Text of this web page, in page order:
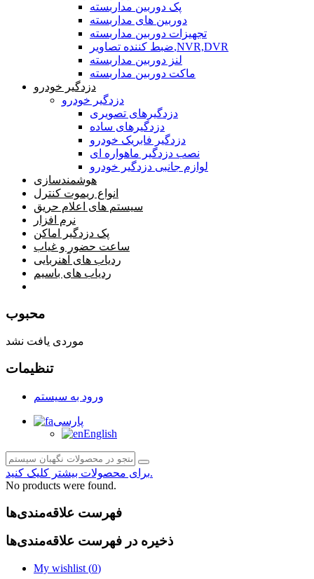
پک دوربین مداربسته
دوربین های مداربسته
تجهیزات دوربین مداربسته
ضبط کننده تصاویر,NVR,DVR
لنز دوربین مداربسته
ماکت دوربین مداربسته
دزدگیر خودرو
دزدگیر خودرو
دزدگیرهای تصویری
دزدگیرهای ساده
دزدگیر فابریک خودرو
نصب دزدگیر ماهواره ای
لوازم جانبی دزدگیر خودرو
هوشمندسازی
انواع ریموت کنترل
سیستم های اعلام حریق
نرم افزار
پک دزدگیر اماکن
ساعت حضور و غیاب
ردیاب های آهنربایی
ردیاب های باسیم
محبوب
موردی یافت نشد
تنظیمات
ورود به سیستم
پارسی
English
برای محصولات بیشتر کلیک کنید.
No products were found.
فهرست علاقه‌مندی‌ها
ذخیره در فهرست علاقه‌مندی‌ها
My wishlist (0)